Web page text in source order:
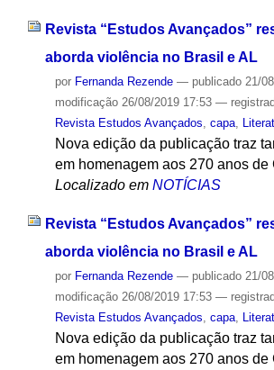
Revista “Estudos Avançados”
aborda violência no Brasil e AL
por Fernanda Rezende — publicado21/
modificação26/08/2019 17:53 —
Revista Estudos Avançados, capa,
Nova edição da publicação traz
em homenagem aos 270 anos de
Localizado em NOTÍCIAS
Revista “Estudos Avançados”
aborda violência no Brasil e AL
por Fernanda Rezende — publicado21/
modificação26/08/2019 17:53 —
Revista Estudos Avançados capa,
Nova edição da publicação traz
em homenagem aos 270 anos de